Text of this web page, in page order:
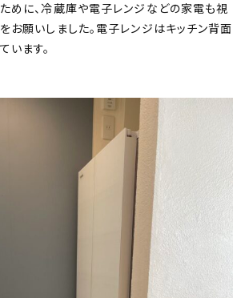
めに、冷蔵庫や電子レンジなどの家電も視
お願いしました。電子レンジはキッチン背面
います。